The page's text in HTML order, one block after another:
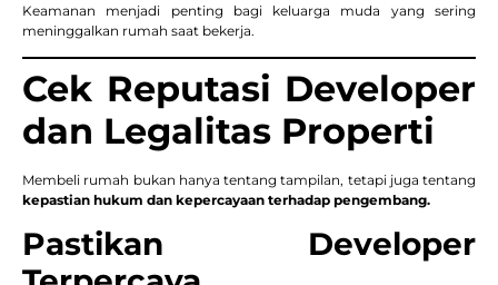
Keamanan menjadi penting bagi keluarga muda yang sering
meninggalkan rumah saat bekerja.
Cek Reputasi Developer
dan Legalitas Properti
Membeli rumah bukan hanya tentang tampilan, tetapi juga tentang
kepastian hukum dan kepercayaan terhadap pengembang.
Pastikan Developer